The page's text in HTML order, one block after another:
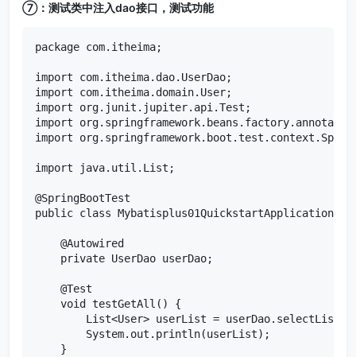
⑦：测试类中注入dao接口，测试功能
package com.itheima;
import com.itheima.dao.UserDao;
import com.itheima.domain.User;
import org.junit.jupiter.api.Test;
import
import
import java.util.List;
@SpringBootTest
public class
    @Autowired
    private UserDao userDao;
    @Test
    void testGetAll() {
List<User> userList =
        System.out.println(userList);
    }